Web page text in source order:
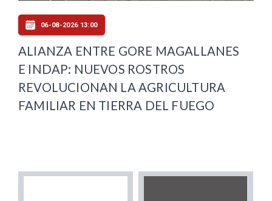
06-08-2026 13:00
ALIANZA ENTRE GORE MAGALLANES
E INDAP: NUEVOS ROSTROS
REVOLUCIONAN LA AGRICULTURA
FAMILIAR EN TIERRA DEL FUEGO